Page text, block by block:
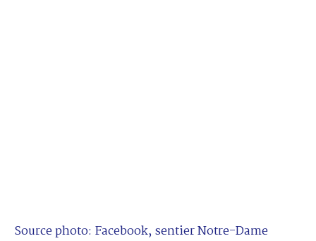
Source photo: Facebook, sentier Notre-Dame